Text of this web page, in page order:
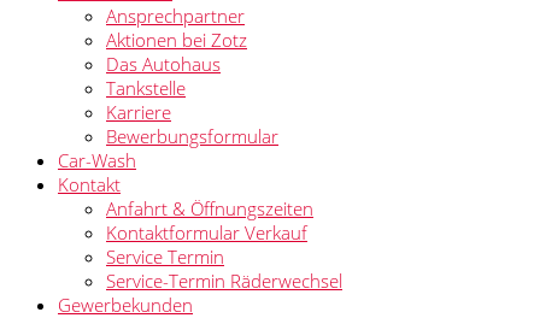
Ansprechpartner
Aktionen bei Zotz
Das Autohaus
Tankstelle
Karriere
Bewerbungsformular
Car-Wash
Kontakt
Anfahrt & Öffnungszeiten
Kontaktformular Verkauf
Service Termin
Service-Termin Räderwechsel
Gewerbekunden